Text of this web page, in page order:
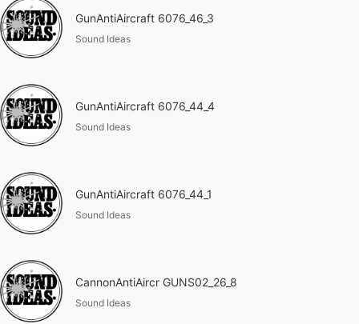
GunAntiAircraft 6076_46_3
Sound Ideas
GunAntiAircraft 6076_44_4
Sound Ideas
GunAntiAircraft 6076_44_1
Sound Ideas
CannonAntiAircr GUNS02_26_8
Sound Ideas